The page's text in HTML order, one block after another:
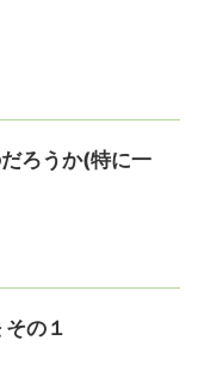
ろうか(特に一
の１